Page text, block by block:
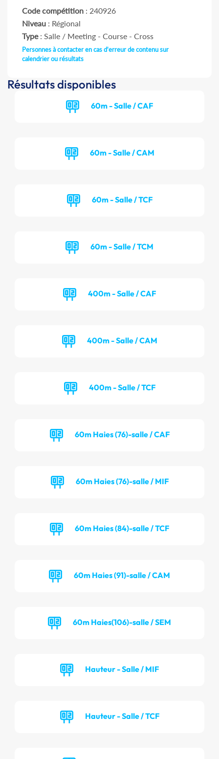
Code compétition : 240926
Niveau : Régional
Type: Salle / Meeting - Course - Cross
Personnes à contacter en cas d'erreur de contenu sur
calendrier ou résultats
Résultats disponibles
60m - Salle / CAF
60m - Salle / CAM
60m - Salle / TCF
60m - Salle / TCM
400m - Salle / CAF
400m - Salle / CAM
400m - Salle / TCF
60m Haies (76)-salle / CAF
60m Haies (76)-salle / MIF
60m Haies (84)-salle / TCF
60m Haies (91)-salle / CAM
60m Haies(106)-salle / SEM
Hauteur - Salle / MIF
Hauteur - Salle / TCF